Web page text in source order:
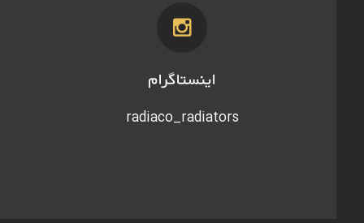
اینستاگرام
radiaco_radiators